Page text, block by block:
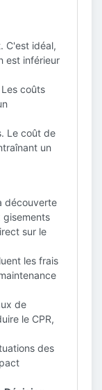
C'est idéal,
est inférieur
coûts
Le coût de
un
découverte
sur le
les frais
de
le CPR,
des